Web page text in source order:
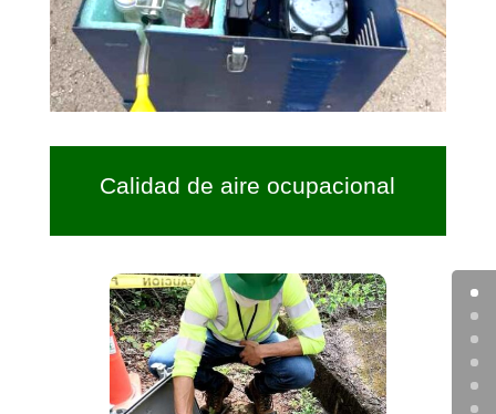
Calidad de aire ocupacional